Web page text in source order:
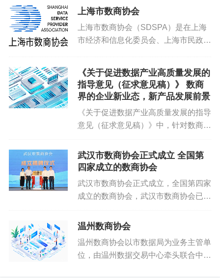
（二）有序推动公共数据开放。健全公共数据开放政
策体系，明确公共数据开放的权责和范围，在维护国家数
据安全、保护个人信息和商业秘密前提下，依法依规有序
录并动态更新，优先开放与民生紧密相关、社会需求迫切
的数据，鼓励建立公共数据开放需求受理反馈机制，提高
开放数据的完整性、准确性、及时性和机器可读性。
（三）鼓励探索公共数据授权运营。落实数据产权结
制。加强对授权运营工作的统筹管理，明确数据管理机
构，探索将授权运营纳入“三重一大”决策范围，明确授权
条件、运营模式、运营期限、退出机制和安全管理责任，
品经营和技术服务。数据管理机构要履行行业监管职责，
指导监督运营机构依法依规经营。运营机构要落实授权要
求，规范运营行为，面向市场公平提供服务，严禁未经授
起，正是这一变革的直接体现，它利用
掘、高效利用，并推动其流通与应用...
上海市数商协会
上海市数商协会（SDSPA）是在上海
市经济和信息化委员会、上海市民政局
数据创造、消费、流通、交易等单位和
个人组成的非营利性社团组织。...
《关于促进数据产业高质量发展的
指导意见（征求意见稿）》 数商
界的企业新业态，新产品发展前景
《关于促进数据产业高质量发展的指导
意见（征求意见稿）》中，针对数商企
出了一系列旨在推动新业态、新产品的
创新举措，旨在促进数据产业的高质量
武汉市数商协会正式成立 全国第
四家成立的数商协会
武汉市数商协会正式成立，全国第四家
成立的数商协会，武汉市数商协会已成
业均将数据视为其生产经营的核心驱动
量。作为数字经济时代的市场主...
温州数商协会
温州数商协会以市数据局为业务主管单
位，由温州数据交易中心牵头联合中电